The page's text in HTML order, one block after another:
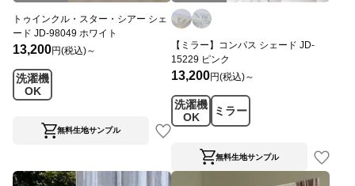
トゥインクル・スター・シアー シェ
ード JD-98049 ホワイト
13,200円(税込)～
洗濯機
OK
無料生地サンプル
【ミラー】コンパス シェード JD-
15229 ピンク
13,200円(税込)～
洗濯機
OK
ミラー
無料生地サンプル